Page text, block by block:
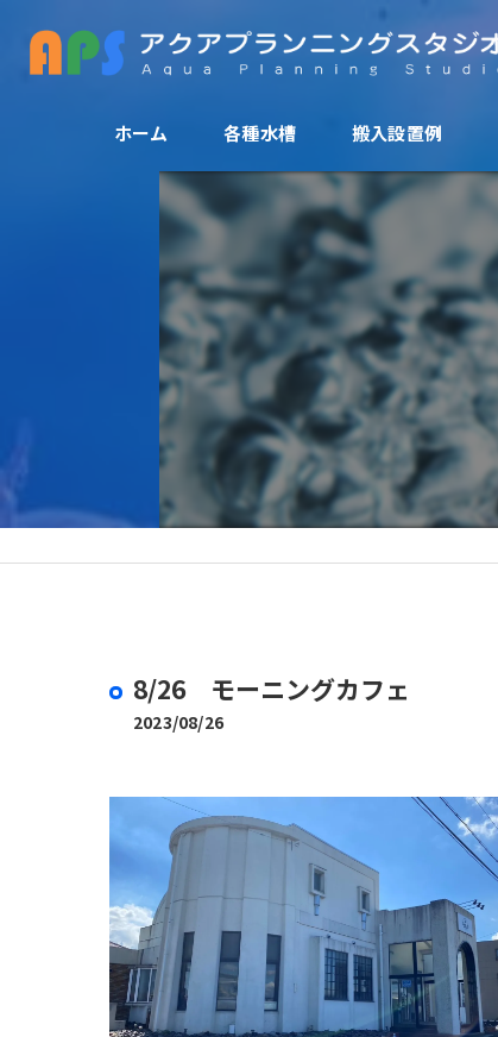
ホーム 各種水槽
アクリル水槽
活魚水槽
爬虫類ゲージ
大型水槽
FRP水槽
特殊水槽
搬入設置例
8/26 モーニングカフェ
2023/08/26